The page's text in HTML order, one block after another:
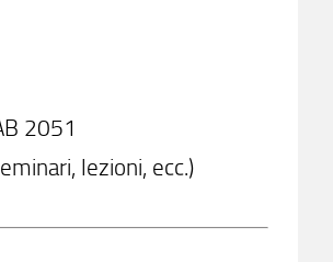
2051
lezioni, ecc.)